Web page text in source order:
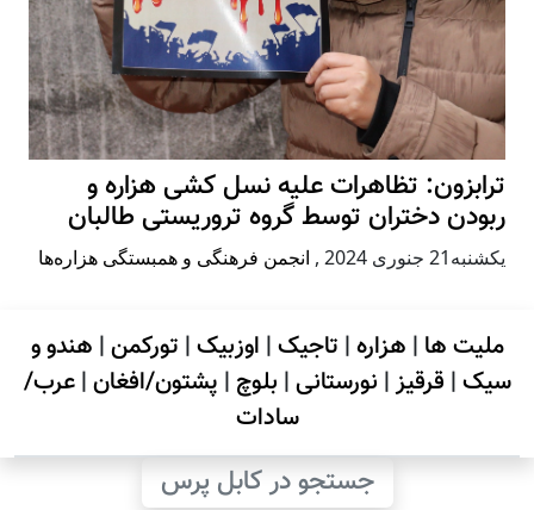
ترابزون: تظاهرات علیه نسل کشی هزاره و
ربودن دختران توسط گروه تروریستی طالبان
يكشنبه21 جنوری 2024 , انجمن فرهنگی و همبستگی هزاره‌ها
ملیت ها | هزاره| تاجیک| اوزبیک| تورکمن| هندو و
سیک| قرقیز| نورستانی| بلوچ | پشتون/افغان|عرب/
سادات
جستجو در کابل پرس